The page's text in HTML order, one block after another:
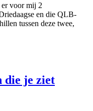
er voor mij 2
en die QLB-
tussen deze twee,
die je ziet